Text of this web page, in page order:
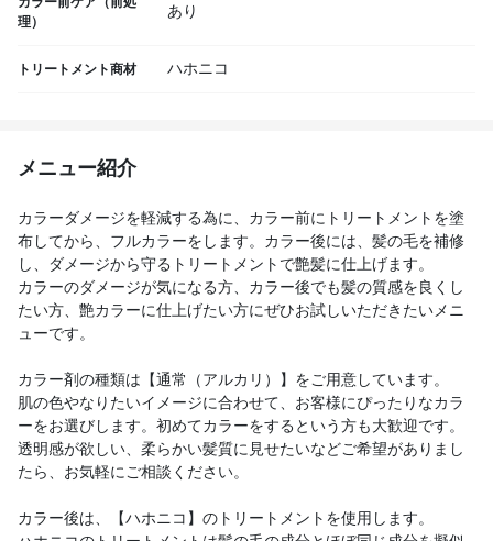
理）
あり
トリートメント商材 ハホニコ
メニュー紹介
カラーダメージを軽減する為に、カラー前にトリートメントを塗
布してから、フルカラーをします。カラー後には、髪の毛を補修
し、ダメージから守るトリートメントで艶髪に仕上げます。
カラーのダメージが気になる方、カラー後でも髪の質感を良くし
たい方、艶カラーに仕上げたい方にぜひお試しいただきたいメニ
ューです。
カラー剤の種類は【通常（アルカリ）】をご用意しています。
肌の色やなりたいイメージに合わせて、お客様にぴったりなカラ
ーをお選びします。初めてカラーをするという方も大歓迎です。
透明感が欲しい、柔らかい髪質に見せたいなどご希望がありまし
たら、お気軽にご相談ください。
カラー後は、【ハホニコ】のトリートメントを使用します。